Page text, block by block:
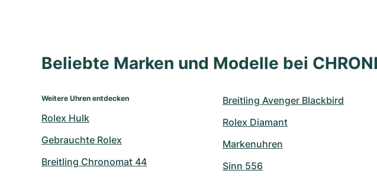
Beliebte Marken und Modelle bei
Weitere Uhren entdecken
Rolex Hulk
Gebrauchte Rolex
Breitling Chronomat 44
Breitling Avenger Blackbird
Rolex Diamant
Markenuhren
Sinn 556